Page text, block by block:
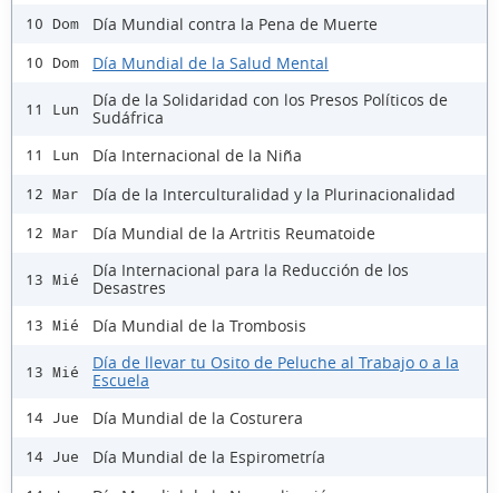
10 Dom Día Mundial contra la Pena de Muerte
10 Dom Día Mundial de la Salud Mental
11 Lun
Día de la Solidaridad con los Presos Políticos de
Sudáfrica
11 Lun Día Internacional de la Niña
12 Mar Día de la Interculturalidad y la Plurinacionalidad
12 Mar Día Mundial de la Artritis Reumatoide
13 Mié
Día Internacional para la Reducción de los
Desastres
13 Mié Día Mundial de la Trombosis
13 Mié
Día de llevar tu Osito de Peluche al Trabajo o a la
Escuela
14 Jue Día Mundial de la Costurera
14 Jue Día Mundial de la Espirometría